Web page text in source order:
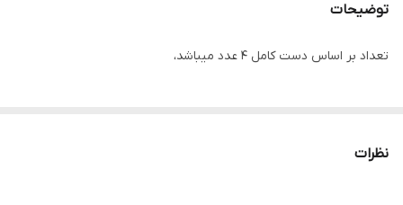
توضیحات
تعداد بر اساس دست کامل ۴ عدد میباشد،
نظرات